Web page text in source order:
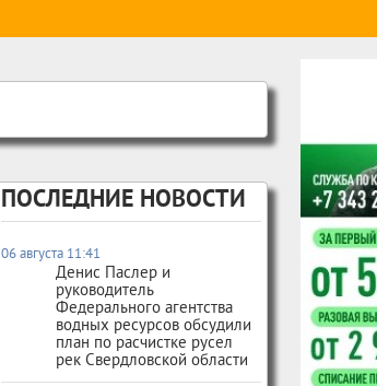
ПОСЛЕДНИЕ НОВОСТИ
06 августа 11:41
Денис Паслер и
руководитель
Федерального агентства
водных ресурсов обсудили
план по расчистке русел
рек Свердловской области